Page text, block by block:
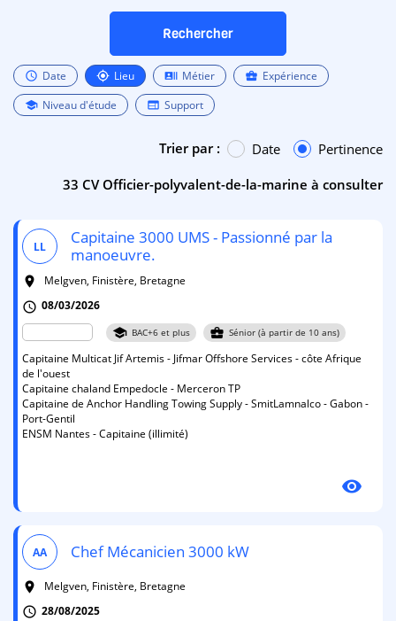
Rechercher
schedule Date my_location Lieu recent_actors Métier business_center Expérience
school Niveau d'étude web Support
33 CV Officier-polyvalent-de-la-marine à consulter
Trier par : Date Pertinence
LL
Capitaine 3000 UMS - Passionné par la
manoeuvre.
room
Melgven, Finistère, Bretagne
schedule 08/03/2026
school BAC+6 et plus business_center Sénior (à partir de 10 ans)
Capitaine Multicat Jif Artemis - Jifmar Offshore Services - côte Afrique
de l'ouest
Capitaine chaland Empedocle - Merceron TP
Capitaine de Anchor Handling Towing Supply - SmitLamnalco - Gabon -
Port-Gentil
ENSM Nantes - Capitaine (illimité)
visibility
AA Chef Mécanicien 3000 kW
room
Melgven, Finistère, Bretagne
schedule 28/08/2025